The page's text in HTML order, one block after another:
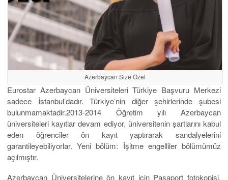
Azerbaycan Size Özel
Eurostar Azerbaycan Üniversiteleri Türkiye Başvuru Merkezi
sadece İstanbul’dadır. Türkiye’nin diğer şehirlerinde şubesi
bulunmamaktadir.2013-2014 Öğretim yılı Azerbaycan
üniversiteleri kayıtlar devam ediyor, üniversitenin şartlarını kabul
eden öğrenciler ön kayıt yaptırarak sandalyelerini
garantileyebiliyorlar. Yeni bölüm: İşitme engelliler bölümümüz
açılmıştır.
Azerbaycan Üniversitelerine ön kayıt için Pasaport fotokopisi,